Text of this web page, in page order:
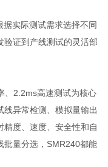
实际测试需求选择不同
验证到产线测试的灵活部
、2.2ms高速测试为核心
异常检测、模拟量输出
度、速度、安全性和自
批量分选，SMR240都能